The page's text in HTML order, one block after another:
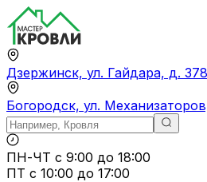
Дзержинск, ул. Гайдара, д. 37
Богородск, ул.
ПН-ЧТ с 9:00 до 18:00
ПТ с 10:00 до 17:00